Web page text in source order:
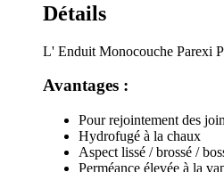
Détails
L' Enduit Monocouche Parexi
Avantages :
Pour rejointement des
Hydrofugé à la chaux
Aspect lissé / brossé /
Perméance élevée à la